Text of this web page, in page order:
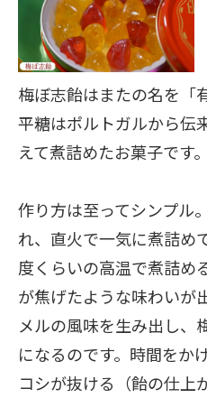
梅ぼ志飴はまたの名を「
平糖はポルトガルから伝
えて煮詰めたお菓子です。
作り方は至ってシンプル
れ、直火で一気に煮詰め
度くらいの高温で煮詰め
が焦げたような味わいが
メルの風味を生み出し、
になるのです。時間をか
コシが抜ける（飴の仕上